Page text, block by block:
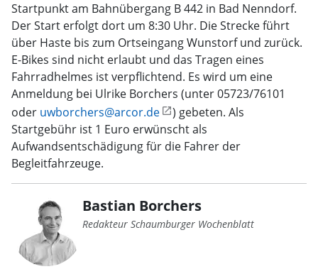
Startpunkt am Bahnübergang B 442 in Bad Nenndorf.
Der Start erfolgt dort um 8:30 Uhr. Die Strecke führt
über Haste bis zum Ortseingang Wunstorf und zurück.
E-Bikes sind nicht erlaubt und das Tragen eines
Fahrradhelmes ist verpflichtend. Es wird um eine
Anmeldung bei Ulrike Borchers (unter 05723/76101
oder uwborchers@arcor.de
) gebeten. Als
Startgebühr ist 1 Euro erwünscht als
Aufwandsentschädigung für die Fahrer der
Begleitfahrzeuge.
Bastian Borchers
Redakteur Schaumburger Wochenblatt